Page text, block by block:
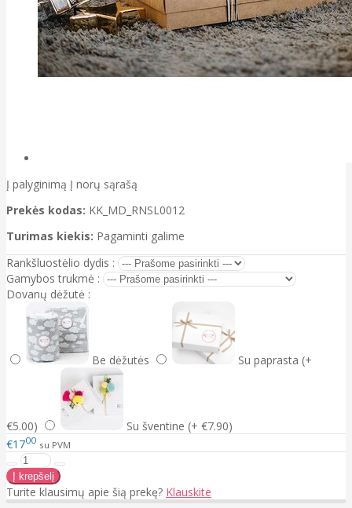
Į palyginimą Į norų sąrašą
Prekės kodas: KK_MD_RNSL0012
Turimas kiekis: Pagaminti galime
Rankšluostėlio dydis :
Gamybos trukmė :
Dovanų dėžutė :
Be dėžutės Su paprasta (+
€5.00)
Su šventine (+ €7.90)
€1700 su PVM
Turite klausimų apie šią prekę? Klauskite